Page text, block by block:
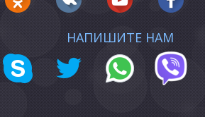
НАПИШИТЕ НАМ